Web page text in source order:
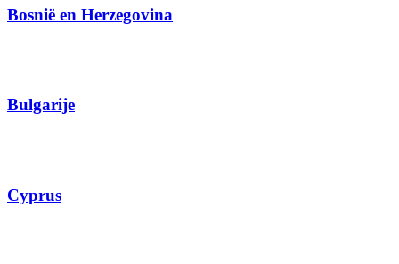
Bosnië en Herzegovina
Bulgarije
Cyprus